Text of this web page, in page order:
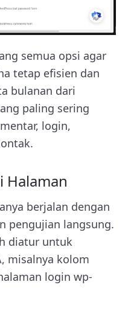
semua opsi agar
tetap efisien dan
bulanan dari
paling sering
login,
Halaman
berjalan dengan
pengujian langsung.
diatur untuk
misalnya kolom
login wp-